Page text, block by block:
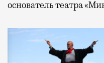
основатель театра